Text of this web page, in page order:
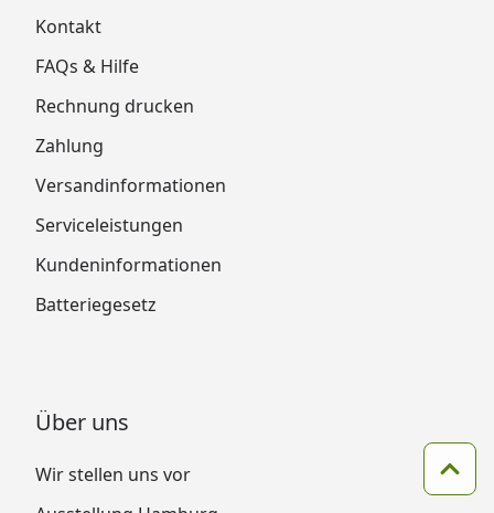
Kontakt
FAQs & Hilfe
Rechnung drucken
Zahlung
Versandinformationen
Serviceleistungen
Kundeninformationen
Batteriegesetz
Über uns
Wir stellen uns vor